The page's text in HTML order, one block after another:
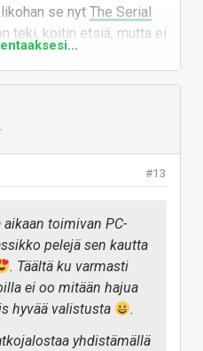
se nyt The Serial
teki, koitin etsiä, mutta ei
Jotkut vanhat
muunnokset esim.
#13
toimivan PC-
pelejä sen kautta
. Täältä ku varmasti
ei oo mitään hajua
hyvää valistusta
.
yhdistämällä